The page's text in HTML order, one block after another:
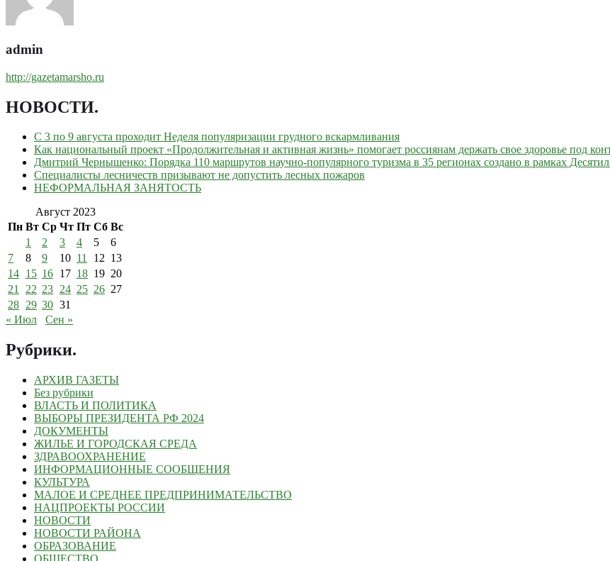
admin
http://gazetamarsho.ru
НОВОСТИ.
С 3 по 9 августа проходит Неделя популяризации грудного вскармливания
Как национальный проект «Продолжительная и активная жизнь» помогает россиянам держать свое здоровье под
Дмитрий Чернышенко: Порядка 110 маршрутов научно-популярного туризма в 35 регионах создано в рамках
Специалисты лесничеств призывают не допустить лесных пожаров
НЕФОРМАЛЬНАЯ ЗАНЯТОСТЬ
Август 2023
Пн Вт Ср Чт Пт Сб Вс
1
2 3 4 5
6
7
8 9 10 11 12 13
14 15 16 17 18 19 20
21 22 23 24 25 26 27
28 29 30 31
« Июл
Сен »
Рубрики.
АРХИВ ГАЗЕТЫ
Без рубрики
ВЛАСТЬ И ПОЛИТИКА
ВЫБОРЫ ПРЕЗИДЕНТА РФ 2024
ДОКУМЕНТЫ
ЖИЛЬЕ И ГОРОДСКАЯ СРЕДА
ЗДРАВООХРАНЕНИЕ
ИНФОРМАЦИОННЫЕ СООБЩЕНИЯ
КУЛЬТУРА
МАЛОЕ И СРЕДНЕЕ ПРЕДПРИНИМАТЕЛЬСТВО
НАЦПРОЕКТЫ РОССИИ
НОВОСТИ
НОВОСТИ РАЙОНА
ОБРАЗОВАНИЕ